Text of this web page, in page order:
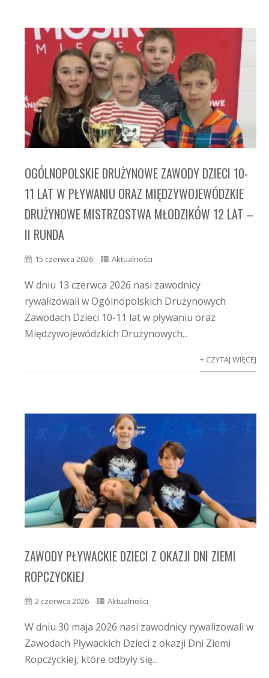
OGÓLNOPOLSKIE DRUŻYNOWE ZAWODY DZIECI 10-
11 LAT W PŁYWANIU ORAZ MIĘDZYWOJEWÓDZKIE
DRUŻYNOWE MISTRZOSTWA MŁODZIKÓW 12 LAT –
II RUNDA
15 czerwca 2026 Aktualności
W dniu 13 czerwca 2026 nasi zawodnicy
rywalizowali w Ogólnopolskich Drużynowych
Zawodach Dzieci 10-11 lat w pływaniu oraz
Międzywojewódzkich Drużynowych...
+ CZYTAJ WIĘCEJ
ZAWODY PŁYWACKIE DZIECI Z OKAZJI DNI ZIEMI
ROPCZYCKIEJ
2 czerwca 2026 Aktualności
W dniu 30 maja 2026 nasi zawodnicy rywalizowali w
Zawodach Pływackich Dzieci z okazji Dni Ziemi
Ropczyckiej, które odbyły się...